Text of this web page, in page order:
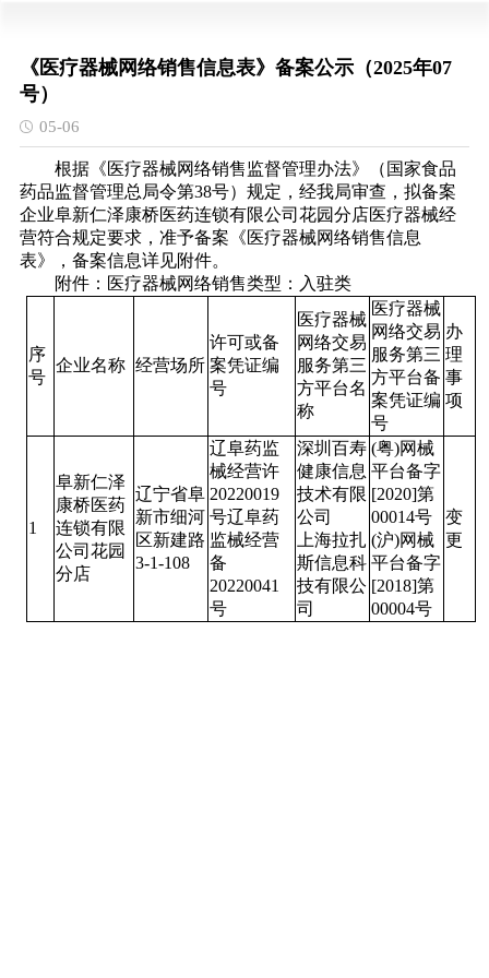
《医疗器械网络销售信息表》备案公示（2025年07
号）
05-06
根据《医疗器械网络销售监督管理办法》（国家食品
药品监督管理总局令第38号）规定，经我局审查，拟备案
企业阜新仁泽康桥医药连锁有限公司花园分店医疗器械经
营符合规定要求，准予备案《医疗器械网络销售信息
表》，备案信息详见附件。
附件：医疗器械网络销售类型：入驻类
序
号
企业名称 经营场所
许可或备
案凭证编
号
医疗器械
网络交易
服务第三
方平台名
称
医疗器械
网络交易
服务第三
方平台备
案凭证编
号
办
理
事
项
1
阜新仁泽
康桥医药
连锁有限
公司花园
分店
辽宁省阜
新市细河
区新建路
3-1-108
辽阜药监
械经营许
20220019
号辽阜药
监械经营
备
20220041
号
深圳百寿
健康信息
技术有限
公司
上海拉扎
斯信息科
技有限公
司
(粤)网械
平台备字
[2020]第
00014号
(沪)网械
平台备字
[2018]第
00004号
变
更